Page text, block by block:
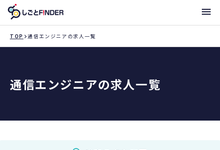
メニ
働き方・サポート体制一覧
支店一覧
TOP 通信エンジニアの求人一覧
通信エンジニアの求人一覧